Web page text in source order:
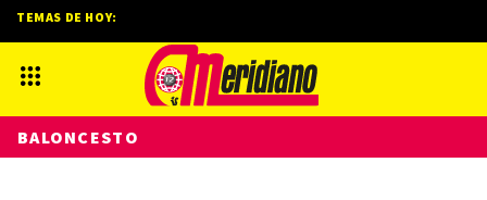
TEMAS DE HOY:
BALONCESTO